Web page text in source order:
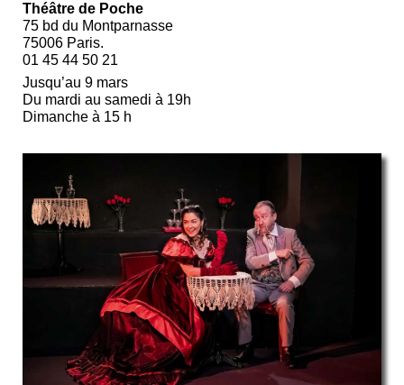
Théâtre de Poche
75 bd du Montparnasse
75006 Paris.
01 45 44 50 21
Jusqu’au 9 mars
Du mardi au samedi à 19h
Dimanche à 15 h